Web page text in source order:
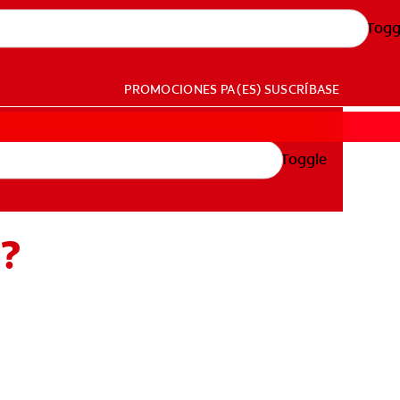
PROMOCIONES PA (ES) SUSCRÍBASE
Toggle